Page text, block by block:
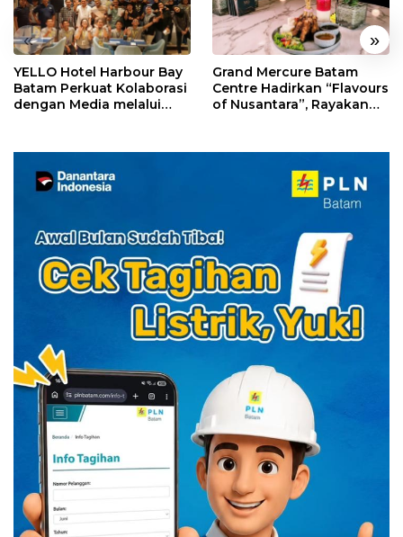
« »
YELLO Hotel Harbour Bay
Batam Perkuat Kolaborasi
dengan Media melalui
Grand Mercure Batam
Centre Hadirkan “Flavours
of Nusantara”, Rayakan